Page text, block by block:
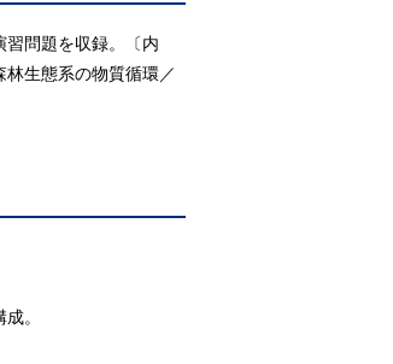
問題を収録。〔内
生態系の物質循環／
。